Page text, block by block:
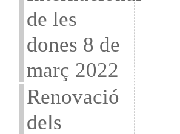
de les
dones 8 de
març 2022
Renovació
dels